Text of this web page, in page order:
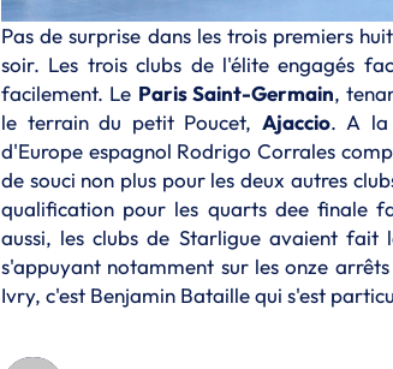
Pas de surprise dans les trois premiers
soir. Les trois clubs de l'élite engagés
facilement. Le Paris Saint-Germain,
le terrain du petit Poucet, Ajaccio. A la
d'Europe espagnol Rodrigo Corrales
de souci non plus pour les deux autres
qualification pour les quarts dee finale
aussi, les clubs de Starligue avaient fait
s'appuyant notamment sur les onze
Ivry, c'est Benjamin Bataille qui s'est